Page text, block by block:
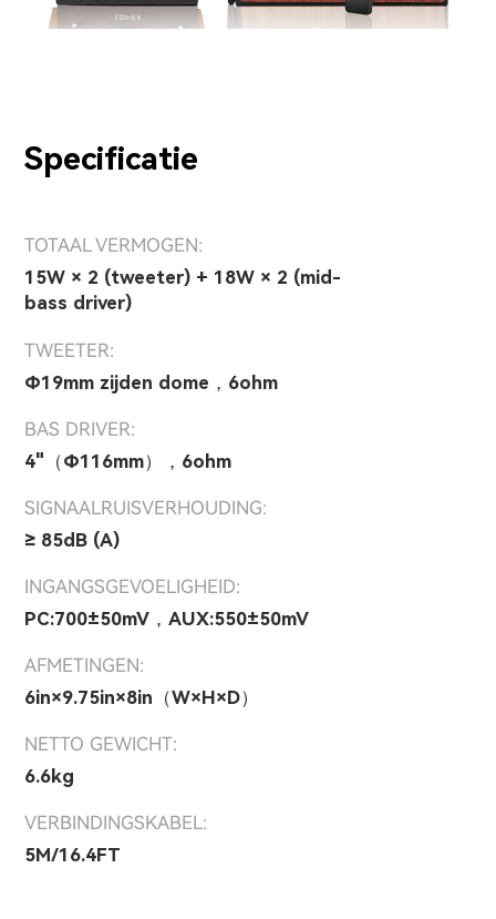
Specificatie
TOTAAL VERMOGEN:
15W × 2 (tweeter) + 18W × 2 (mid-
bass driver)
TWEETER:
Φ19mm zijden dome，6ohm
BAS DRIVER:
4"（Φ116mm），6ohm
SIGNAALRUISVERHOUDING:
≥ 85dB (A)
INGANGSGEVOELIGHEID:
PC:700±50mV，AUX:550±50mV
AFMETINGEN:
6in×9.75in×8in（W×H×D）
NETTO GEWICHT:
6.6kg
VERBINDINGSKABEL:
5M/16.4FT